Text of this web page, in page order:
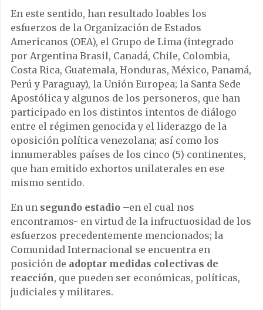
En este sentido, han resultado loables los
esfuerzos de la Organización de Estados
Americanos (OEA), el Grupo de Lima (integrado
por Argentina Brasil, Canadá, Chile, Colombia,
Costa Rica, Guatemala, Honduras, México, Panamá,
Perú y Paraguay), la Unión Europea; la Santa Sede
Apostólica y algunos de los personeros, que han
participado en los distintos intentos de diálogo
entre el régimen genocida y el liderazgo de la
oposición política venezolana; así como los
innumerables países de los cinco (5) continentes,
que han emitido exhortos unilaterales en ese
mismo sentido.
En un segundo estadio –en el cual nos
encontramos- en virtud de la infructuosidad de los
esfuerzos precedentemente mencionados; la
Comunidad Internacional se encuentra en
posición de adoptar medidas colectivas de
reacción, que pueden ser económicas, políticas,
judiciales y militares.